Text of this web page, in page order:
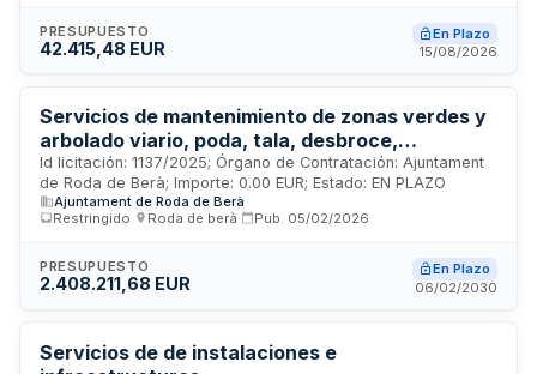
mediante procedimiento abierto simplificado, adjudicándose
al mejor precio. La ejecución debe completarse en dos
PRESUPUESTO
42.415,48 EUR
En Plazo
15/08/2026
Servicios de mantenimiento de zonas verdes y
arbolado viario, poda, tala, desbroce,
mantenimiento de franjas vegetales y
tratamientos fitosanitarios en Roda de Berà.
Id licitación: 1137/2025; Órgano de Contratación: Ajuntament
de Roda de Berà; Importe: 0.00 EUR; Estado: EN PLAZO
Ajuntament de Roda de Berà
Restringido
Roda de berà Pub. 05/02/2026
PRESUPUESTO
2.408.211,68 EUR
En Plazo
06/02/2030
Servicios de de instalaciones e